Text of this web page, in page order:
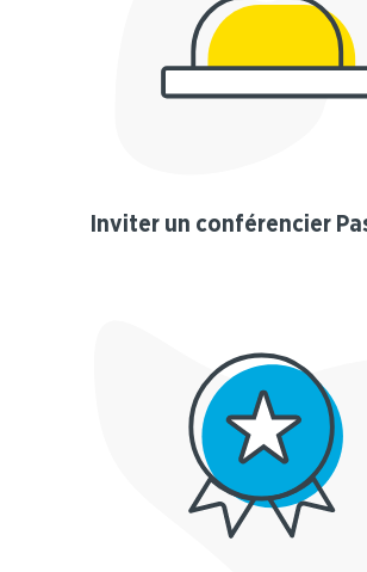
Inviter un conférencier